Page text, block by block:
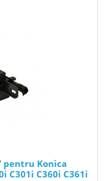
pentru Konica
C301i C360i C361i